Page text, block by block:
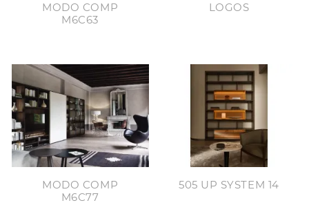
MODO COMP
M6C63
LOGOS
MODO COMP
M6C77
505 UP SYSTEM 14